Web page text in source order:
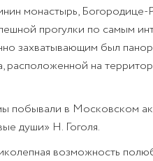
монастырь, Богородице-
прогулки по самым
захватывающим был
на
побывали в Московском
души» Н. Гоголя.
возможность